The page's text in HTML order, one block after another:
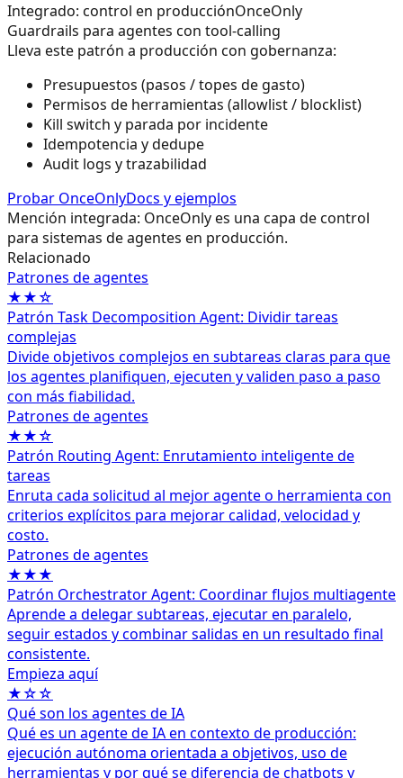
Integrado: control en producciónOnceOnly
Guardrails para agentes con tool-calling
Lleva este patrón a producción con gobernanza:
Presupuestos (pasos / topes de gasto)
Permisos de herramientas (allowlist / blocklist)
Kill switch y parada por incidente
Idempotencia y dedupe
Audit logs y trazabilidad
Probar OnceOnlyDocs y ejemplos
Mención integrada: OnceOnly es una capa de control
para sistemas de agentes en producción.
Relacionado
Patrones de agentes
★★☆
Patrón Task Decomposition Agent: Dividir tareas
complejas
Divide objetivos complejos en subtareas claras para que
los agentes planifiquen, ejecuten y validen paso a paso
con más fiabilidad.
Patrones de agentes
★★☆
Patrón Routing Agent: Enrutamiento inteligente de
tareas
Enruta cada solicitud al mejor agente o herramienta con
criterios explícitos para mejorar calidad, velocidad y
costo.
Patrones de agentes
★★★
Patrón Orchestrator Agent: Coordinar flujos multiagente
Aprende a delegar subtareas, ejecutar en paralelo,
seguir estados y combinar salidas en un resultado final
consistente.
Empieza aquí
★☆☆
Qué son los agentes de IA
Qué es un agente de IA en contexto de producción:
ejecución autónoma orientada a objetivos, uso de
herramientas y por qué se diferencia de chatbots y